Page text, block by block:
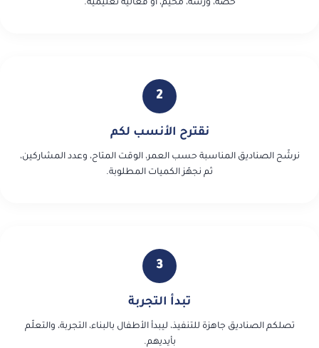
حصة، ورشة، مخيم، أو فعالية تعليمية.
2
نقترح الأنسب لكم
نرشّح الصناديق المناسبة حسب العمر، الوقت المتاح، وعدد المشاركين،
ثم نجهّز الكميات المطلوبة.
3
تبدأ التجربة
تصلكم الصناديق جاهزة للتنفيذ، ليبدأ الأطفال بالبناء، التجربة، والتعلّم
بأيديهم.